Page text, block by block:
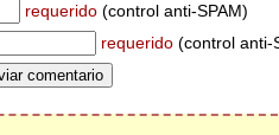
requerido (control anti-SPAM)
requerido (control anti-